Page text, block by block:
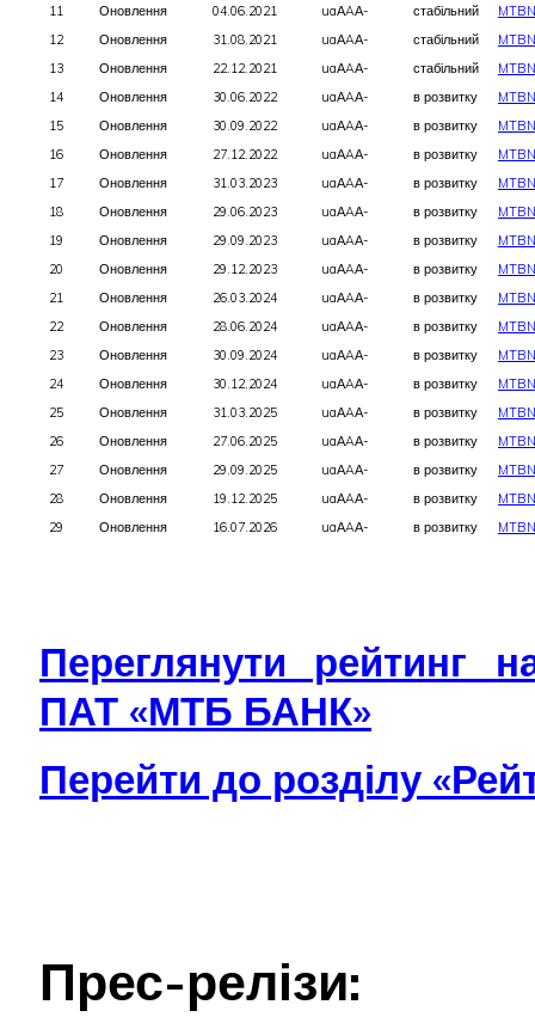
11
Оновлення 04.06.2021 uaАAА- стабільний
12
Оновлення 31.08.2021 uaАAА- стабільний
13
Оновлення 22.12.2021 uaАAА- стабільний
14
Оновлення 30.06.2022 uaАAА- в розвитку
15
Оновлення 30.09.2022 uaАAА- в розвитку
16
Оновлення 27.12.2022 uaАAА- в розвитку
17
Оновлення 31.03.2023 uaАAА- в розвитку
18
Оновлення 29.06.2023 uaАAА- в розвитку
19
Оновлення 29.09.2023 uaАAА- в розвитку
20
Оновлення 29.12.2023 uaАAА- в розвитку
21
Оновлення 26.03.2024 uaАAА- в розвитку
22
Оновлення 28.06.2024 uaАAА- в розвитку
23
Оновлення 30.09.2024 uaАAА- в розвитку
24
Оновлення 30.12.2024 uaАAА- в розвитку
25
Оновлення 31.03.2025 uaАAА- в розвитку
26
Оновлення 27.06.2025 uaАAА- в розвитку
27
Оновлення 29.09.2025 uaАAА- в розвитку
28
Оновлення 19.12.2025 uaАAА- в розвитку
29
Оновлення 16.07.2026 uaАAА- в розвитку
Переглянути рейтинг
ПАТ «МТБ БАНК»
Перейти до розділу
Прес-релізи: